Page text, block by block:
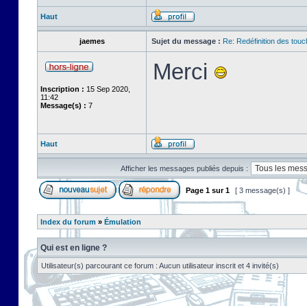
Haut
jaemes Sujet du message : Re: Redéfinition des
Inscription : 15 Sep 2020,
11:42
Message(s) : 7
Merci
Haut
Afficher les messages publiés depuis :
Page 1 sur1 [ 3 message(s) ]
Index du forum » Émulation
Qui est en ligne ?
Utilisateur(s) parcourant ce forum : Aucun utilisateur inscrit et 4 invité(s)